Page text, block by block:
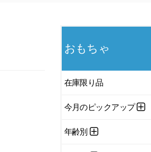
おもちゃ
在庫限り品
今月のピックアップ
年齢別